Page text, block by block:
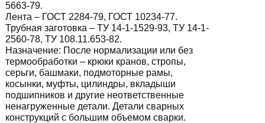
5663-79.
Лента – ГОСТ 2284-79, ГОСТ 10234-77.
Трубная заготовка – ТУ 14-1-1529-93, ТУ 14-1-
2560-78, ТУ 108.11.653-82.
Назначение: После нормализации или без
термообработки – крюки кранов, стропы,
серьги, башмаки, подмоторные рамы,
косынки, муфты, цилиндры, вкладыши
подшипников и другие неответственные
ненагруженные детали. Детали сварных
конструкций с большим объемом сварки.